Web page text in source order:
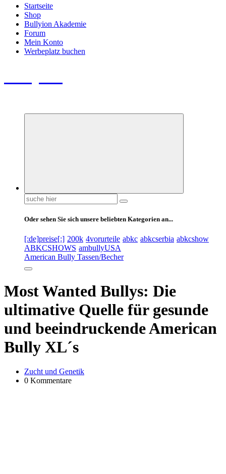
Startseite
Shop
Bullyion Akademie
Forum
Mein Konto
Werbeplatz buchen
Suchen
nach:
Oder sehen Sie sich unsere beliebten Kategorien an...
[:de]preise[:] 200k 4vorurteile abkc abkcserbia abkcshow
ABKCSHOWS ambullyUSA
American Bully Tassen/Becher
Most Wanted Bullys: Die
ultimative Quelle für gesunde
und beeindruckende American
Bully XL´s
Zucht und Genetik
0 Kommentare